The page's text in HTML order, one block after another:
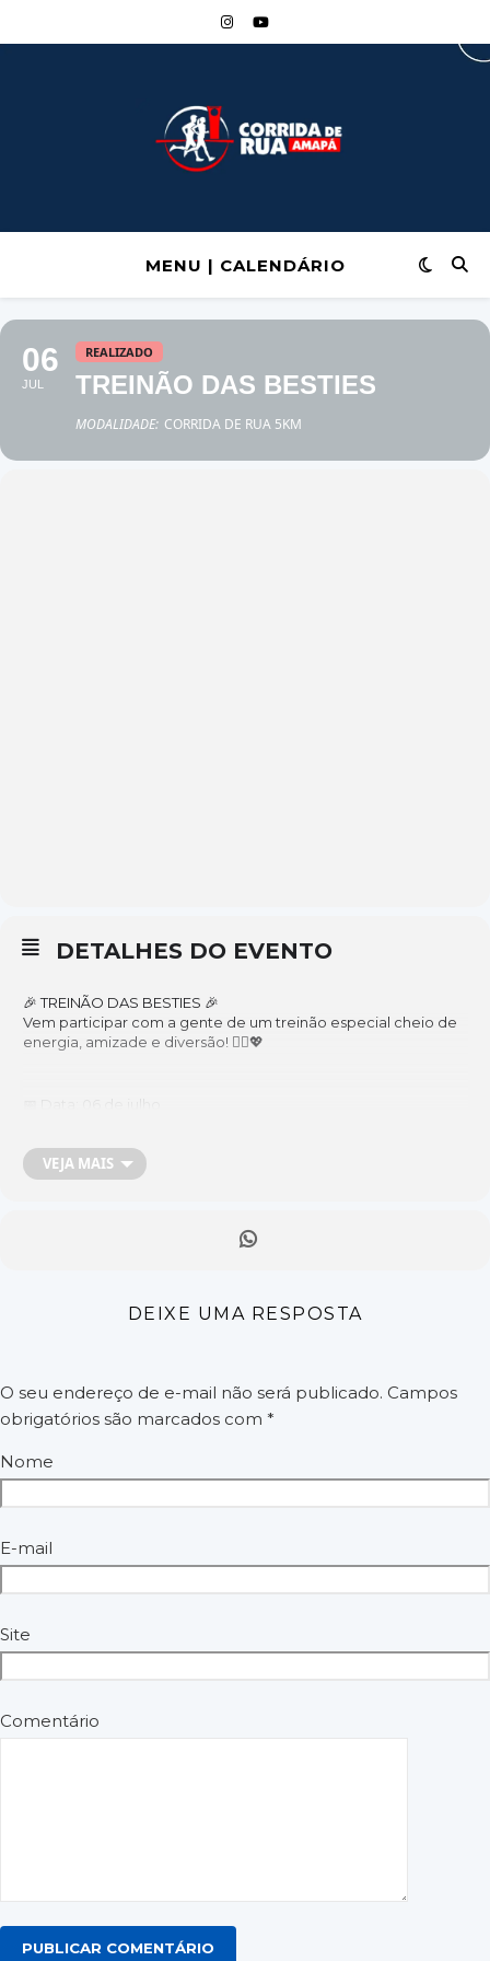
MENU | CALENDÁRIO
06
JUL
REALIZADO
TREINÃO DAS BESTIES
MODALIDADE: CORRIDA DE RUA 5KM
DETALHES DO EVENTO
🎉 TREINÃO DAS BESTIES 🎉
Vem participar com a gente de um treinão especial cheio de
energia, amizade e diversão! 🏃‍♀️💖
📲 Informações e inscrições:(96) 99130-9946 Geise Gabrielle
VEJA MAIS
DEIXE UMA RESPOSTA
O seu endereço de e-mail não será publicado. Campos
obrigatórios são marcados com *
Nome
E-mail
Site
Comentário